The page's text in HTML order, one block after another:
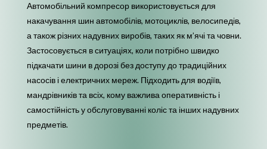
Автомобільний компресор використовується для
накачування шин автомобілів, мотоциклів, велосипедів,
а також різних надувних виробів, таких як м’ячі та човни.
Застосовується в ситуаціях, коли потрібно швидко
підкачати шини в дорозі без доступу до традиційних
насосів і електричних мереж. Підходить для водіїв,
мандрівників та всіх, кому важлива оперативність і
самостійність у обслуговуванні коліс та інших надувних
предметів.